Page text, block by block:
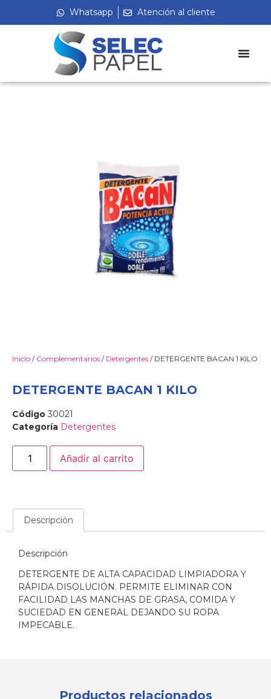
Whatsapp Atención al cliente
Inicio / Complementarios / Detergentes / DETERGENTE BACAN 1 KILO
DETERGENTE BACAN 1 KILO
Código 30021
Categoría Detergentes
Añadir al carrito
Descripción
Descripción
DETERGENTE DE ALTA CAPACIDAD LIMPIADORA Y
RÁPIDA DISOLUCIÓN. PERMITE ELIMINAR CON
FACILIDAD LAS MANCHAS DE GRASA, COMIDA Y
SUCIEDAD EN GENERAL DEJANDO SU ROPA
IMPECABLE.
Productos relacionados